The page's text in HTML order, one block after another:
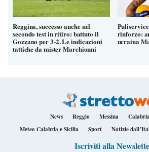
Reggina, successo anche nel
secondo test in ritiro: battuto il
Gozzano per 3-2. Le indicazioni
tattiche da mister Marchionni
rinforzo:
ucraina
News Reggio Messina Calabria
Meteo Calabria e Sicilia
Sport Notizie
Iscriviti alla